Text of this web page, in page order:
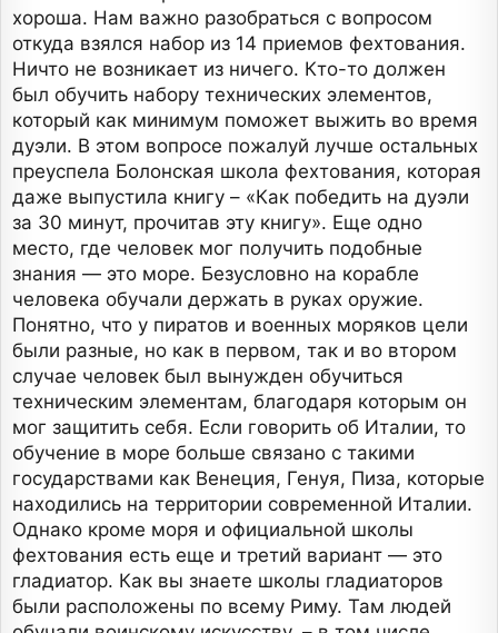
хороша. Нам важно разобраться с вопросом
откуда взялся набор из 14 приемов фехтования.
Ничто не возникает из ничего. Кто-то должен
был обучить набору технических элементов,
который как минимум поможет выжить во время
дуэли. В этом вопросе пожалуй лучше остальных
преуспела Болонская школа фехтования, которая
даже выпустила книгу – «Как победить на дуэли
за 30 минут, прочитав эту книгу». Еще одно
место, где человек мог получить подобные
знания — это море. Безусловно на корабле
человека обучали держать в руках оружие.
Понятно, что у пиратов и военных моряков цели
были разные, но как в первом, так и во втором
случае человек был вынужден обучиться
техническим элементам, благодаря которым он
мог защитить себя. Если говорить об Италии, то
обучение в море больше связано с такими
государствами как Венеция, Генуя, Пиза, которые
находились на территории современной Италии.
Однако кроме моря и официальной школы
фехтования есть еще и третий вариант — это
гладиатор. Как вы знаете школы гладиаторов
были расположены по всему Риму. Там людей